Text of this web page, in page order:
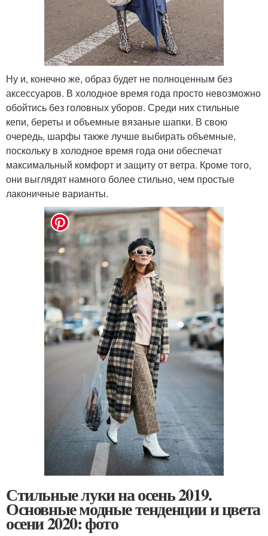
Ну и, конечно же, образ будет не полноценным без
аксессуаров. В холодное время года просто невозможно
обойтись без головных уборов. Среди них стильные
кепи, береты и объемные вязаные шапки. В свою
очередь, шарфы также лучше выбирать объемные,
поскольку в холодное время года они обеспечат
максимальный комфорт и защиту от ветра. Кроме того,
они выглядят намного более стильно, чем простые
лаконичные варианты.
Стильные луки на осень 2019.
Основные модные тенденции и цвета
осени 2020: фото